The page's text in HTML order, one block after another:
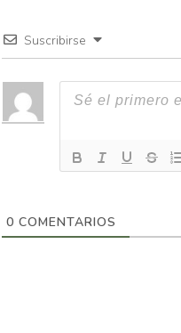
Suscribirse
0 COMENTARIOS